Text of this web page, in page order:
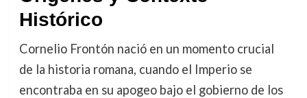
Histórico
Cornelio Frontón nació en un momento crucial
de la historia romana, cuando el Imperio se
encontraba en su apogeo bajo el gobierno de los